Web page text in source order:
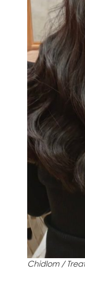
Chidlom /